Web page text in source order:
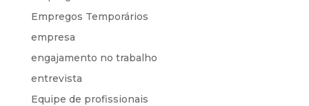
Empregos Temporários
empresa
engajamento no trabalho
entrevista
Equipe de profissionais